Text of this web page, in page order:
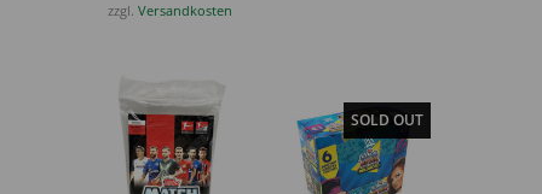
zzgl.Versandkosten
SOLD OUT